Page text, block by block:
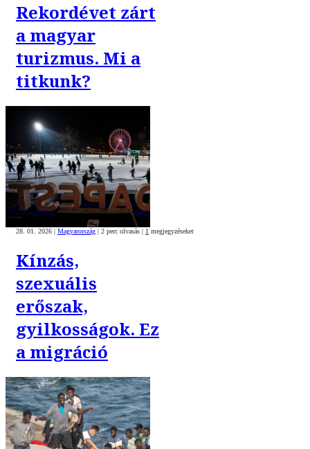
Rekordévet zárt
a magyar
turizmus. Mi a
titkunk?
28. 01. 2026 | Magyarország | 2 perc olvasás | 1 megjegyzéseket
Kínzás,
szexuális
erőszak,
gyilkosságok. Ez
a migráció